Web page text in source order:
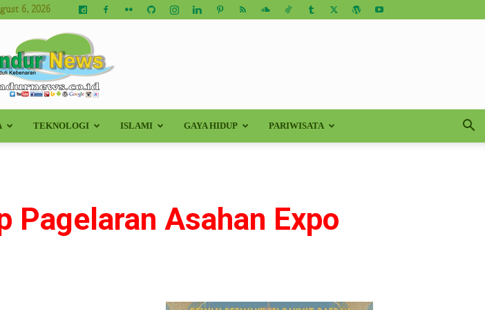
6, 2026
Kundur
News
TEKNOLOGI ISLAMI GAYA HIDUP PARIWISATA
Pagelaran Asahan Expo